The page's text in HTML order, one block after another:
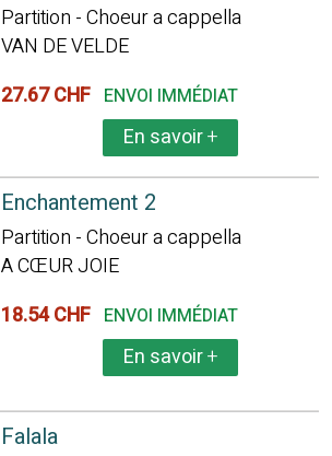
Partition - Choeur a cappella
VAN DE VELDE
27.67 CHF ENVOI IMMÉDIAT
En savoir+
Enchantement 2
Partition - Choeur a cappella
A CŒUR JOIE
18.54 CHF ENVOI IMMÉDIAT
En savoir+
Falala